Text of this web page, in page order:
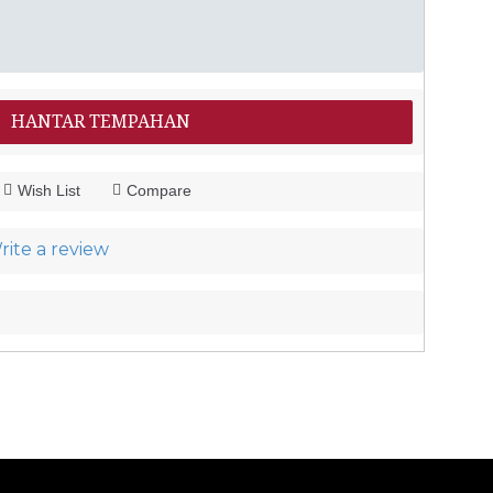
HANTAR TEMPAHAN
Wish List Compare
a review